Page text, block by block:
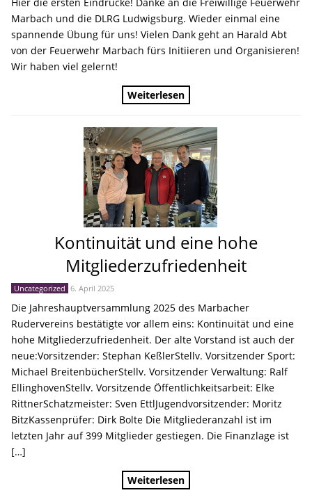
Marbach und die DLRG Ludwigsburg. Wieder einmal eine
spannende Übung für uns! Vielen Dank geht an Harald Abt
von der Feuerwehr Marbach fürs Initiieren und Organisieren!
Wir haben viel gelernt!
Weiterlesen
Kontinuität und eine hohe
Mitgliederzufriedenheit
Uncategorized 6. April 2025
Die Jahreshauptversammlung 2025 des Marbacher
Rudervereins bestätigte vor allem eins: Kontinuität und eine
hohe Mitgliederzufriedenheit. Der alte Vorstand ist auch der
neue:Vorsitzender: Stephan KeßlerStellv. Vorsitzender Sport:
Michael BreitenbücherStellv. Vorsitzender Verwaltung: Ralf
EllinghovenStellv. Vorsitzende Öffentlichkeitsarbeit: Elke
RittnerSchatzmeister: Sven EttlJugendvorsitzender: Moritz
BitzKassenprüfer: Dirk Bolte Die Mitgliederanzahl ist im
letzten Jahr auf 399 Mitglieder gestiegen. Die Finanzlage ist
[…]
Weiterlesen